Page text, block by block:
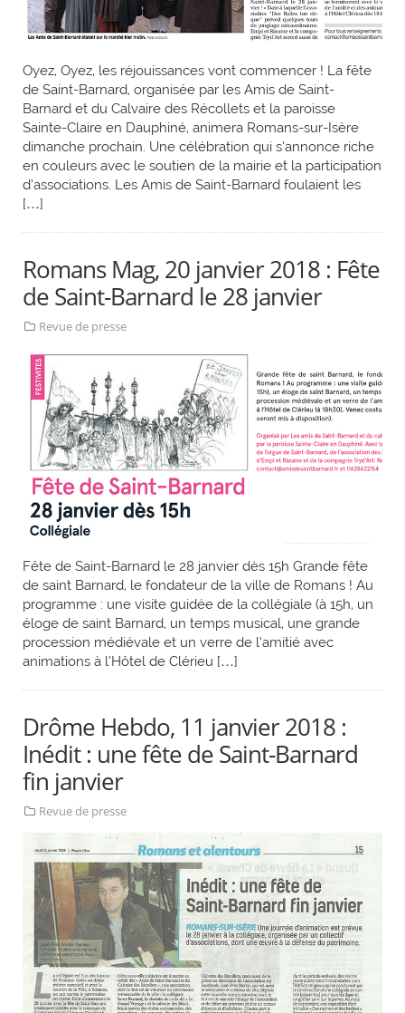
Oyez, Oyez, les réjouissances vont commencer ! La fête
de Saint-Barnard, organisée par les Amis de Saint-
Barnard et du Calvaire des Récollets et la paroisse
Sainte-Claire en Dauphiné, animera Romans-sur-Isère
dimanche prochain. Une célébration qui s’annonce riche
en couleurs avec le soutien de la mairie et la participation
d’associations. Les Amis de Saint-Barnard foulaient les
[…]
Romans Mag, 20 janvier 2018 : Fête
de Saint-Barnard le 28 janvier
Revue de presse
Fête de Saint-Barnard le 28 janvier dès 15h Grande fête
de saint Barnard, le fondateur de la ville de Romans ! Au
programme : une visite guidée de la collégiale (à 15h, un
éloge de saint Barnard, un temps musical, une grande
procession médiévale et un verre de l’amitié avec
animations à l’Hôtel de Clérieu […]
Drôme Hebdo, 11 janvier 2018 :
Inédit : une fête de Saint-Barnard
fin janvier
Revue de presse